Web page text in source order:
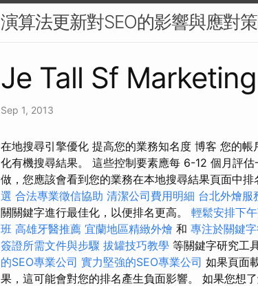
演算法更新對SEO的影響與應對
Je Tall Sf
Sep 1, 2013
在地搜尋引擎優化 提高您的業務知名度 博客 您的
化有機搜尋結果。 這些控制要素應每 6-12 個月評
做，您應該會看到您的業務在本地搜尋結果頁面中排
選 合法專業徵信協助 清潔公司費用明細 台北外燴服
關關鍵字進行最佳化，以便排名更高。 輕鬆安排下
班 高雄牙醫推薦 宜蘭地區精緻外燴 和 專注於關鍵
簽證所需文件與步驟 拔罐技巧教學 等關鍵字研究工
的SEO專業公司 實力堅強的SEO專業公司 如果頁面
果，這可能會對您的排名產生負面影響。 如果您想